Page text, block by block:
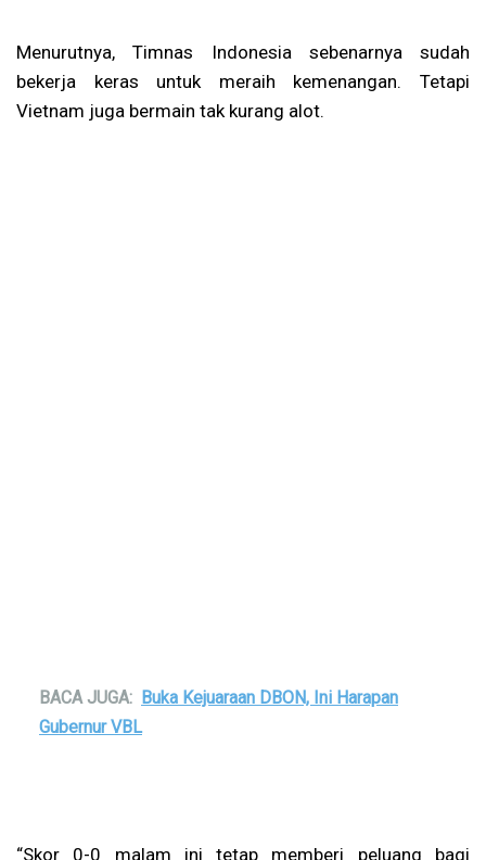
Menurutnya, Timnas Indonesia sebenarnya sudah
bekerja keras untuk meraih kemenangan. Tetapi
Vietnam juga bermain tak kurang alot.
BACA JUGA: Buka Kejuaraan DBON, Ini Harapan
Gubernur VBL
“Skor 0-0 malam ini tetap memberi peluang bagi